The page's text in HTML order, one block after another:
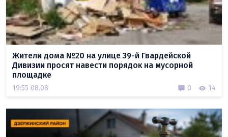
Жители дома №20 на улице 39-й Гвардейской
Дивизии просят навести порядок на мусорной
площадке
19:55 08.08 0 14